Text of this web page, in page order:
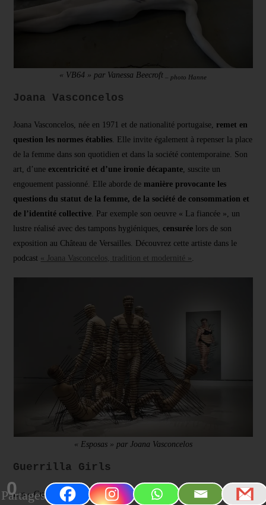
« VB64 » par Vanessa Beecroft – photo Hanne
Joana Vasconcelos
Joana Vasconcelos, née en 1971 et de nationalité portugaise, remet en
question les normes établies. Elle invite également à repenser la place
de la femme dans son quotidien et dans la société contemporaine. Son
art, d’uneexcentricité et d’une ironie décapante, suscite un
engouement passionné. Elle aborde de manière provocante les
questions du statut de la femme, de la société de consommation et
de l’identité collective. Par exemple son oeuvre « La fiancée », un
lustre réalisé avec des tampons hygiéniques,censurée lors de son
exposition au Château de Versailles. Découvrez cette artiste dans le
podcast « Joana Vasconcelos, tradition et modernité ».
« Esposas » par Joana Vasconcelos
Guerrilla Girls
Les « Guerrilla Girls » apparaissent en 1985, après une exposition du
0
Partages